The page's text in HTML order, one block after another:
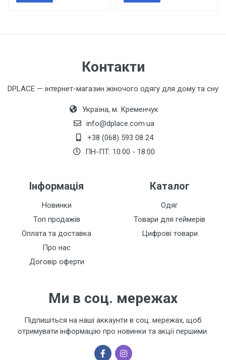
Так
Залишити відгук
Контакти
DPLACE — інтернет-магазин жіночого одягу для дому та сну
Україна, м. Кременчук
info@dplace.com.ua
+38 (068) 593 08 24
ПН-ПТ: 10:00 - 18:00
Інформація
Новинки
Топ продажів
Оплата та доставка
Про нас
Договір оферти
Каталог
Одяг
Товари для геймерів
Цифрові товари
Ми в соц. мережах
Підпишіться на наші аккаунти в соц. мережах, щоб
отримувати інформацію про новинки та акції першими.